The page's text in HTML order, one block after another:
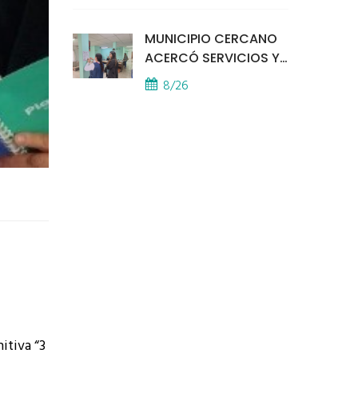
“3
MUNICIPIO CERCANO
ACERCÓ SERVICIOS Y
ATENCIÓN A LOS
VECINOS EL
8/26